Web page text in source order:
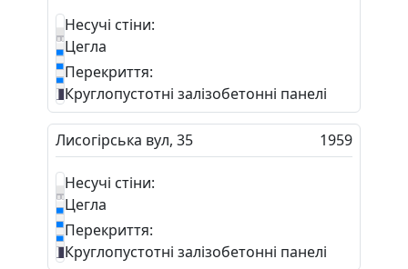
Несучі стіни:
Цегла
Перекриття:
Круглопустотні залізобетонні панелі
Лисогірська вул, 35 1959
Несучі стіни:
Цегла
Перекриття:
Круглопустотні залізобетонні панелі